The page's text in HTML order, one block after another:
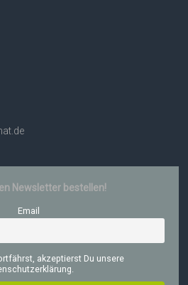
Newsletter bestellen!
Email
akzeptierst Du unsere